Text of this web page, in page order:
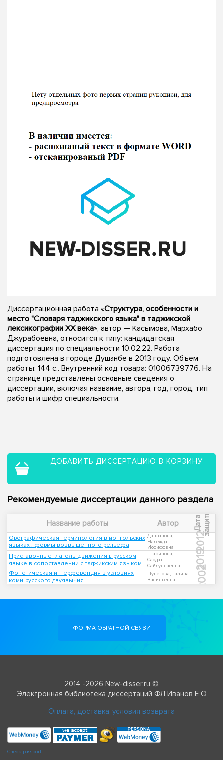
Диссертационная работа «Структура, особенности и
место "Словаря таджикского языка" в таджикской
лексикографии XX века», автор — Касымова, Мархабо
Джурабоевна, относится к типу: кандидатская
диссертация по специальности 10.02.22. Работа
подготовлена в городе Душанбе в 2013 году. Объем
работы: 144 с.. Внутренний код товара: 01006739776. На
странице представлены основные сведения о
диссертации, включая название, автора, год, город, тип
работы и шифр специальности.
ДОБАВИТЬ ДИССЕРТАЦИЮ В КОРЗИНУ
Рекомендуемые диссертации данного раздела
Название работы Автор Д
а
т
а
з
а
щ
и
т ы
Орографическая терминология в монгольских
языках : формы возвышенного рельефа
Данзанова,
Надежда
Иосифовна
2012
Приставочные глаголы движения в русском
языке в сопоставлении с таджикским языком
Шарипова,
Саодат
Сайдуллаевна
2019
Фонетическая интерференция в условиях
коми-русского двуязычия
Пунегова, Галина
Васильевна
2002
ФОРМА ОБРАТНОЙ СВЯЗИ
2014 -2026 New-disser.ru ©
Электронная библиотека диссертаций ФЛ Иванов Е О
Оплата, доставка, условия возврата
Check passport